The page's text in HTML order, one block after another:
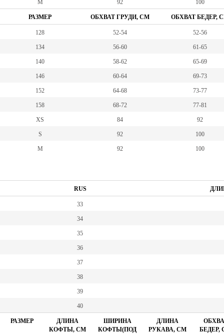
M 92 100
РАЗМЕР ОБХВАТ ГРУДИ, СМ ОБХВАТ БЕДЕР,
128 52-54 52-56
134 56-60 61-65
140 58-62 65-69
146 60-64 69-73
152 64-68 73-77
158 68-72 77-81
XS 84 92
S 92 100
M 92 100
RUS
33
34
35
36
37
38
39
40
РАЗМЕР
ДЛИНА
КОФТЫ, СМ
ШИРИНА
КОФТЫ(ПОД
ДЛИНА
РУКАВА, СМ
БЕДЕР,